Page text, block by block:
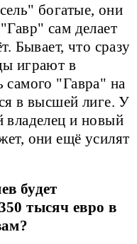
богатые, они
сам делает
Бывает, что сразу
играют в
"Гавра" на
в высшей лиге. У
владелец и новый
они ещё усилят
будет
тысяч евро в